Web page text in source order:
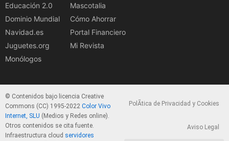
Educación 2.0
Dominio Mundial
Navidad.es
Juguetes.org
Monólogos
Mascotalia
Cómo Ahorrar
Portal Financiero
Mi Revista
© Contenidos bajo licencia Creative
Commons (CC) 1995-2022 Color Vivo
Internet, SLU (Medios y Redes online).
Otros contenidos se cita fuente.
Infraestructura cloud servidores
PolÃ­tica de Privacidad y Cookies
Aviso Legal